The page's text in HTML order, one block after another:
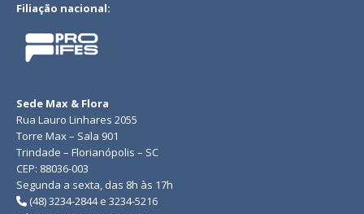
Filiação nacional:
Sede Max & Flora
Rua Lauro Linhares 2055
Torre Max – Sala 901
Trindade – Florianópolis – SC
CEP: 88036-003
Segunda a sexta, das 8h às 17h
(48) 3234-2844 e 3234-5216